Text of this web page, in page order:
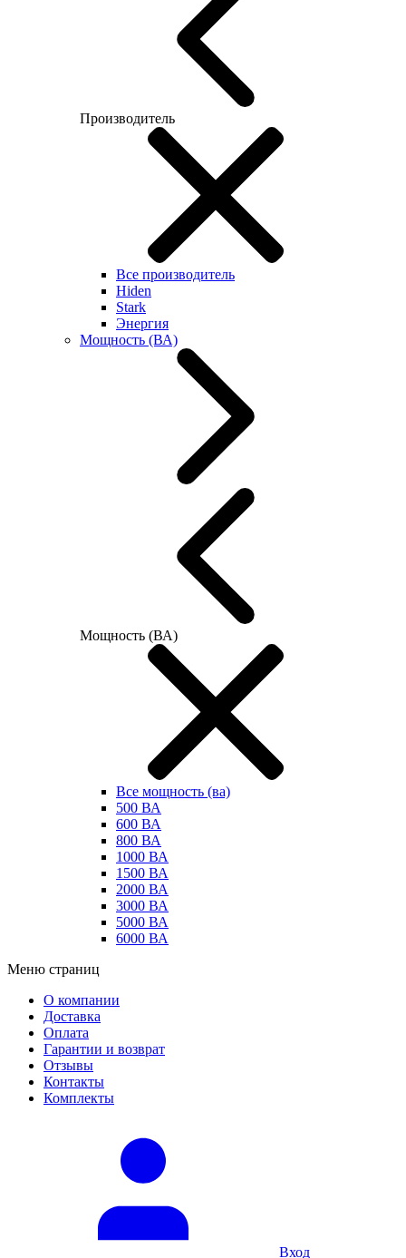
Производитель
Все производитель
Hiden
Stark
Энергия
Мощность (ВА)
Мощность (ВА)
Все мощность (ва)
500 ВА
600 ВА
800 ВА
1000 ВА
1500 ВА
2000 ВА
3000 ВА
5000 ВА
6000 ВА
Меню страниц
О компании
Доставка
Оплата
Гарантии и возврат
Отзывы
Контакты
Комплекты
Вход